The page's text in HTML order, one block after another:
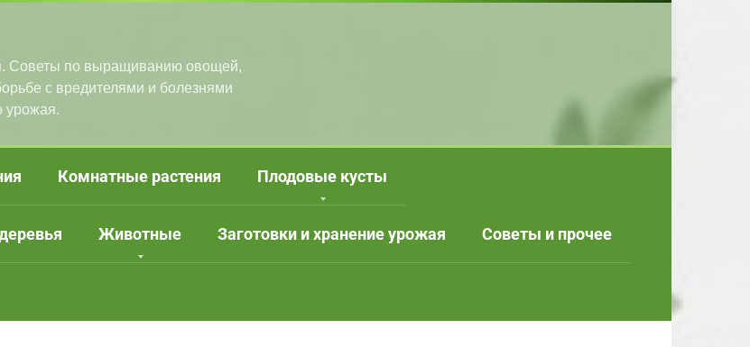
Советы по выращиванию овощей,
с вредителями и болезнями
урожая.
Комнатные растения Плодовые кусты
Животные Заготовки и хранение урожая Советы и прочее